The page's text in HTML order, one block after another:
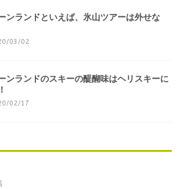
ンランドといえば、氷山ツアーは外せな
03/02
ンランドのスキーの醍醐味はヘリスキーに
02/17